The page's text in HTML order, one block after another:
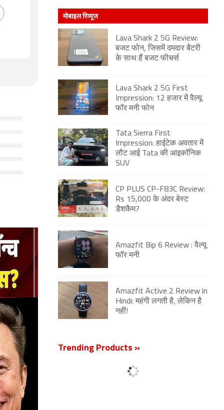
मोबाइल रिव्यूज
Lava Shark 2 5G Review:
बजट फोन, जिसमें दमदार बैटरी
के साथ हैं बजट फीचर्स
Lava Shark 2 5G First
Impression: 12 हजार में वैल्यू
फॉर मनी फोन
Tata Sierra First
Impression: हाईटेक अवतार में
लौट आई Tata की आइकॉनिक
SUV
CP PLUS CP-F83C Review:
Rs 15,000 के अंदर बेस्ट
डैशकैम?
Amazfit Bip 6 Review : वैल्यू
फॉर मनी
Amazfit Active 2 Review in
Hindi: महंगी लगती है, लेकिन है
नहीं!
Trending Products »